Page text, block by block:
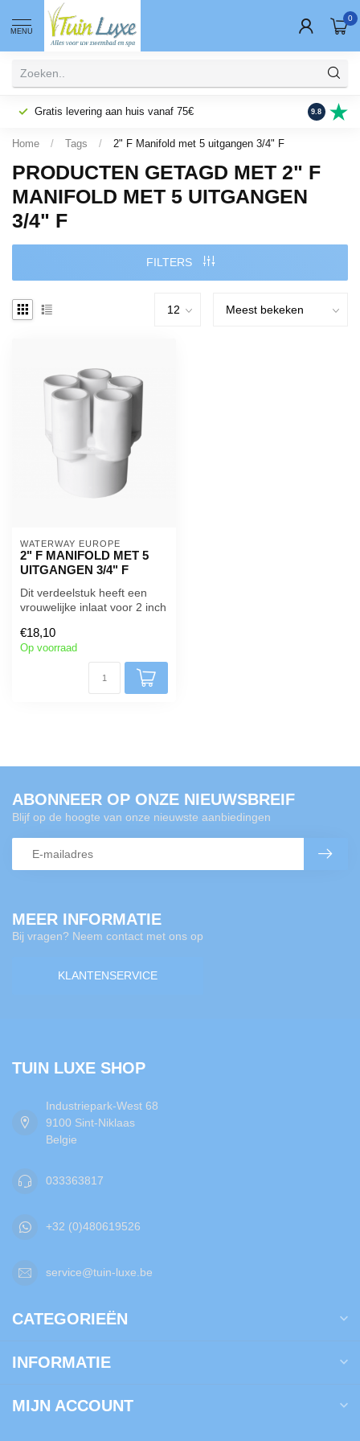
MENU
0
Gratis levering aan huis vanaf 75€ Fysieke
9.8
Home / Tags / 2" F Manifold met 5 uitgangen 3/4" F
PRODUCTEN GETAGD MET 2" F
MANIFOLD MET 5 UITGANGEN
3/4" F
FILTERS
WATERWAY EUROPE
2" F MANIFOLD MET 5
UITGANGEN 3/4" F
Dit verdeelstuk heeft een
vrouwelijke inlaat voor 2 inch
€18,10
Op voorraad
MEER INFORMATIE
Bij vragen? Neem contact met ons op
KLANTENSERVICE
ABONNEER OP ONZE NIEUWSBREIF
Blijf op de hoogte van onze nieuwste aanbiedingen
TUIN LUXE SHOP
Industriepark-West 68
9100 Sint-Niklaas
Belgie
033363817
+32 (0)480619526
service@tuin-luxe.be
CATEGORIEËN
INFORMATIE
MIJN ACCOUNT